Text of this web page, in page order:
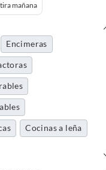
mañana
Encimeras
Cocinas a leña